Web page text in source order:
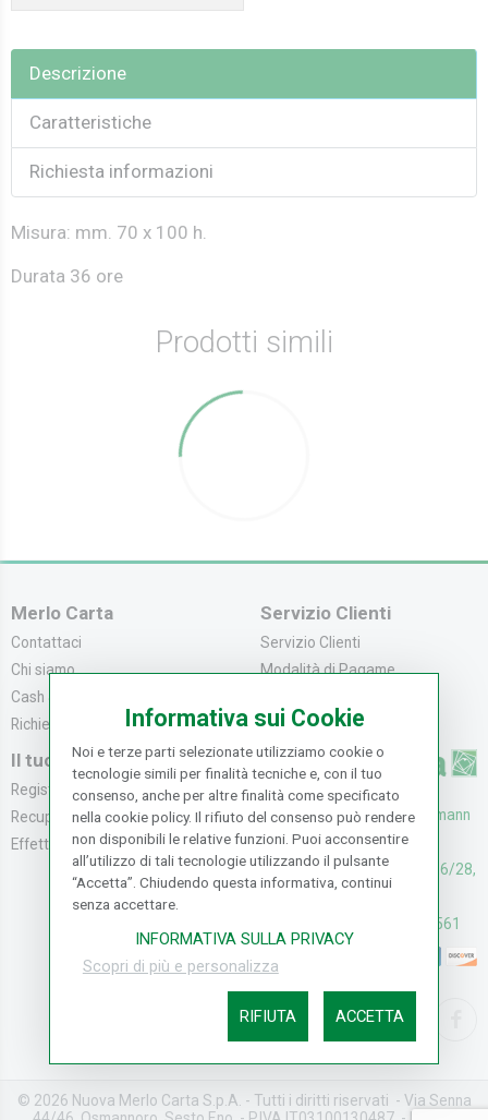
Descrizione
Caratteristiche
Richiesta informazioni
Misura: mm. 70 x 100 h.
Durata 36 ore
Prodotti simili
Merlo Carta
Contattaci
Chi siamo
Cash & Carry
Richiedi catalogo
Servizio Clienti
Servizio Clienti
Modalità di Pagame...
Resi e Recessi
Il tuo Account
Registrati
Recupera la Passwo...
Effettua un Reso
UFFICI: V. Senna 44/46, Osmann
oro Sesto F.no (FI)
CASH & CARRY: V. Senna 26/28,
Assistenza: (+39) 055374561
© 2026 Nuova Merlo Carta S.p.A. - Tutti i diritti riservati - Via Senna
Informativa sui Cookie
Noi e terze parti selezionate utilizziamo cookie o
tecnologie simili per finalità tecniche e, con il tuo
consenso, anche per altre finalità come specificato
nella cookie policy. Il rifiuto del consenso può rendere
non disponibili le relative funzioni. Puoi acconsentire
all’utilizzo di tali tecnologie utilizzando il pulsante
“Accetta”. Chiudendo questa informativa, continui
senza accettare.
INFORMATIVA SULLA PRIVACY
Scopri di più e personalizza
RIFIUTA ACCETTA